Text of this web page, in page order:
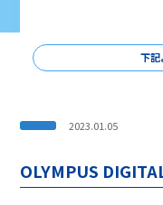
下
2023.01.05
OLYMPUS